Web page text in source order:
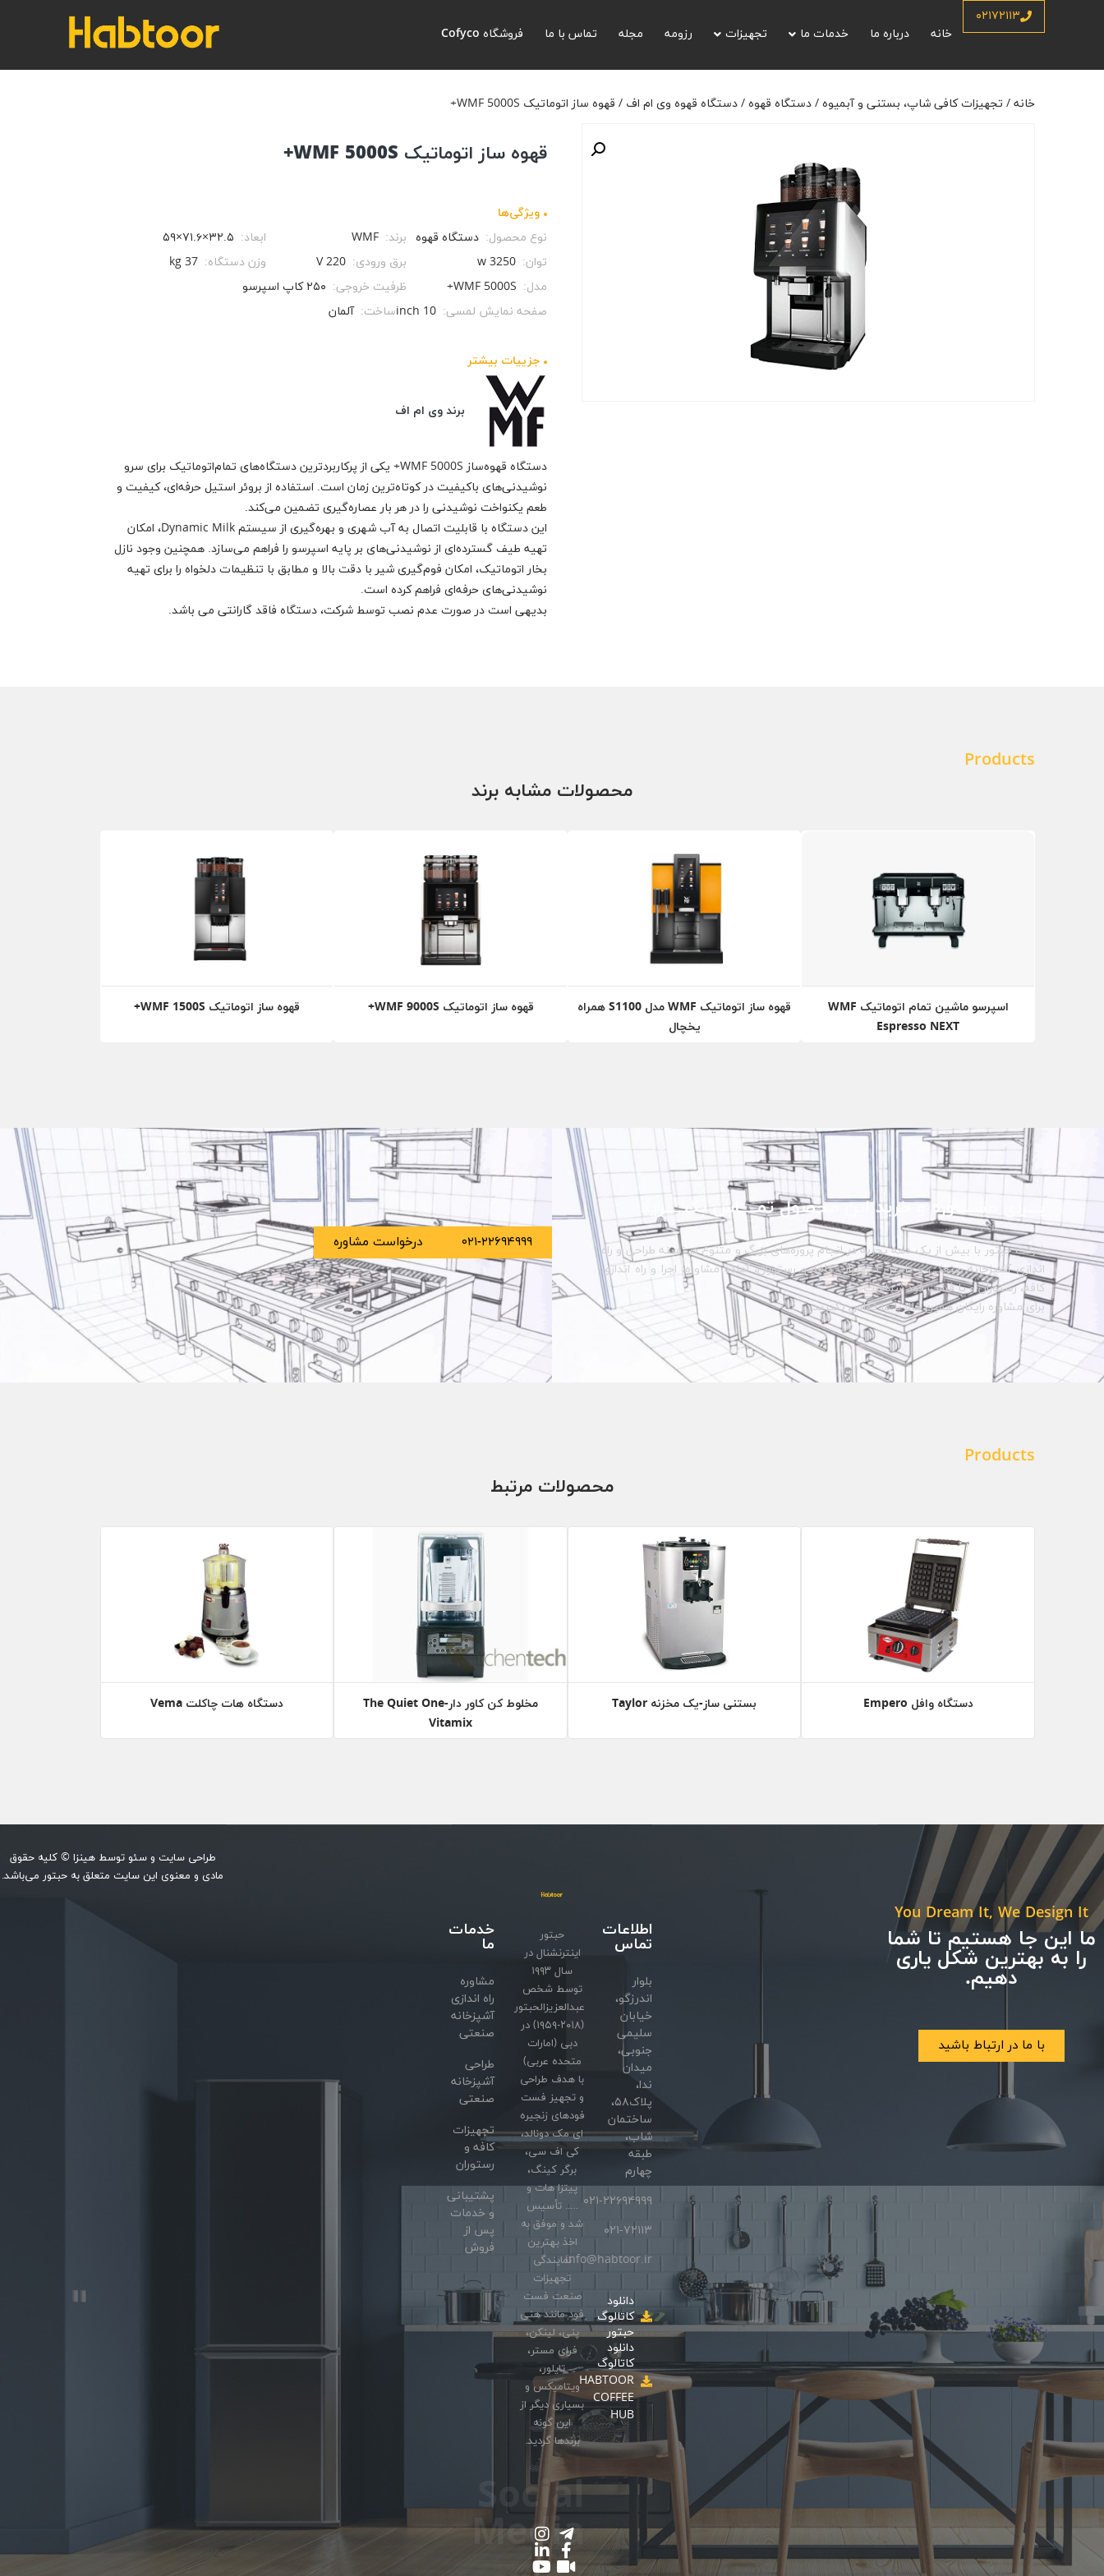
۰۲۱۷۲۱۱۳
خانه
درباره ما خدمات ما تجهیزات رزومه مجله تماس با ما فروشگاه Cofyco
تجهیزات کافی شاپ، بستنی و آبمیوه
خانه / تجهیزات کافی شاپ، بستنی و آبمیوه / دستگاه قهوه / دستگاه قهوه وی ام اف / قهوه ساز اتوماتیک WMF 5000S+
قهوه ساز اتوماتیک WMF 5000S+
برند وی ام اف
دستگاه قهوه‌ساز WMF 5000S+ یکی از پرکاربردترین دستگاه‌های تمام‌اتوماتیک برای سرو
نوشیدنی‌های باکیفیت در کوتاه‌ترین زمان است. استفاده از بروئر استیل حرفه‌ای، کیفیت و
طعم یکنواخت نوشیدنی را در هر بار عصاره‌گیری تضمین می‌کند.
این دستگاه با قابلیت اتصال به آب شهری و بهره‌گیری از سیستم Dynamic Milk، امکان
تهیه طیف گسترده‌ای از نوشیدنی‌های بر پایه اسپرسو را فراهم می‌سازد. همچنین وجود نازل
بخار اتوماتیک، امکان فوم‌گیری شیر با دقت بالا و مطابق با تنظیمات دلخواه را برای تهیه
نوشیدنی‌های حرفه‌ای فراهم کرده است.
بدیهی است در صورت عدم نصب توسط شرکت، دستگاه فاقد گارانتی می باشد.
ویژگی‌ها
نوع محصول: دستگاه قهوه برند: WMF ابعاد: ۳۲.۵×۷۱.۶×۵۹
توان: 3250 w برق ورودی: V 220 وزن دستگاه: 37 kg
مدل: WMF 5000S+ ظرفیت خروجی: ۲۵۰ کاپ اسپرسو
صفحه نمایش لمسی: 10 inch ساخت: آلمان
جزيیات بیشتر
Products
محصولات مشابه برند
اسپرسو ماشین تمام‌ اتوماتیک WMF
Espresso NEXT
قهوه ساز اتوماتیک WMF مدل S1100 همراه
یخچال
قهوه ساز اتوماتیک WMF 9000S+ قهوه ساز اتوماتیک WMF 1500S+
بـــرای مشـــاوره و خرید این محصول تمــــاس بگیــــرید
شرکت حبتور با بیش از یک دهه تجربه در انجام پروژه‌های بزرگ و متنوع در زمینه طراحی و راه
اندازی آشپزخانه صنعتی و تامین تجهیزات کافه و رستوران، آماده مشاوره، اجرا و راه اندازی
کافه، رستوران و یا فست فود شماست.
برای مشاوره رایگان همین حالا با ما تماس بگیرید.
۰۲۱-۲۲۶۹۴۹۹۹ درخواست مشاوره
Products
محصولات مرتبط
دستگاه وافل Empero بستنی ساز-یک مخزنه Taylor
مخلوط کن کاور دار-The Quiet One
Vitamix
دستگاه هات چاکلت Vema
You Dream It, We Design It
ما این جا هستیم تا شما
را به بهترین شکل یاری
دهیم.
با ما در ارتباط باشید
اطلاعات
تماس
بلوار
اندرزگو،
خیابان
سلیمی
جنوبی،
میدان
ندا،
پلاک۵۸،
ساختمان
شاب،
طبقه
چهارم
۰۲۱-۲۲۶۹۴۹۹۹
۰۲۱-۷۲۱۱۳
info@habtoor.ir
دانلود
کاتالوگ
حبتور
دانلود
کاتالوگ
HABTOOR
COFFEE
HUB
حبتور
اینترنشنال در
سال ۱۹۹۳
توسط شخص
عبدالعزیزالحبتور
(۲۰۱۸-۱۹۵۹) در
دبی (امارات
متحده عربی)
با هدف طراحی
و تجهیز فست
فودهای زنجیره
ای مک دونالد،
کی اف سی،
برگر کینگ،
پیتزا هات و
….. تأسیس
شد و موفق به
اخذ بهترین
نمایندگی
تجهیزات
صنعت فست
فود مانند هنی
پنی، لینکن،
فرای مستر،
تایلور،
ویتامیکس و
بسیاری دیگر از
این گونه
برندها گردید.
Social
Media
خدمات
ما
مشاوره
راه اندازی
آشپزخانه
صنعتی
طراحی
آشپزخانه
صنعتی
تجهیزات
کافه و
رستوران
پشتیبانی
و خدمات
پس از
فروش
طراحی سایت وسئو توسطهینزا © کلیه حقوق
مادی و معنوی این سایت متعلق به حبتور می‌باشد.